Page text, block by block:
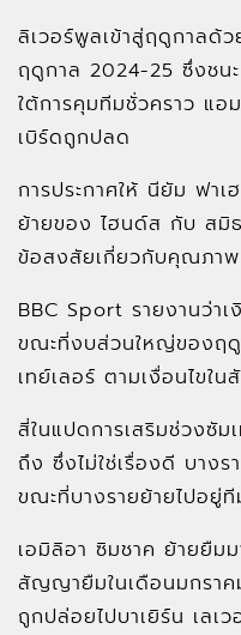
ลิเวอร์พูลเข้าสู่ฤดูกาลด้
ฤดูกาล 2024-25 ซึ่งชน
ใต้การคุมทีมชั่วคราว แ
เบิร์ดถูกปลด
การประกาศให้ นียัม ฟา
ย้ายของ ไฮนด์ส กับ สมิ
ข้อสงสัยเกี่ยวกับคุณภา
BBC Sport รายงานว่า
ขณะที่งบส่วนใหญ่ของฤ
เทย์เลอร์ ตามเงื่อนไขใ
สี่ในแปดการเสริมช่วงซัม
ถึง ซึ่งไม่ใช่เรื่องดี บาง
ขณะที่บางรายย้ายไปอยู่
เอมิลิอา ซิมชาค ย้ายยืมม
สัญญายืมในเดือนมกราค
ถูกปล่อยไปบาเยิร์น เลเ